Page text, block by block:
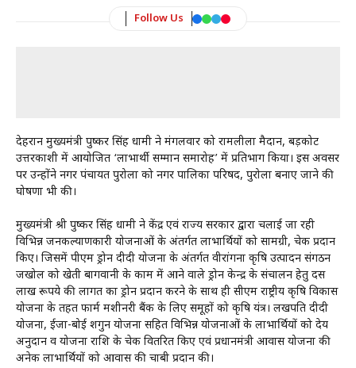
Follow Us
देहरादून मुख्यमंत्री पुष्कर सिंह धामी ने मंगलवार को रामलीला मैदान, बड़कोट
उत्तरकाशी में आयोजित ‘लाभार्थी सम्मान समारोह’ में प्रतिभाग किया। इस अवसर
पर उन्होंने नगर पंचायत पुरोला को नगर पालिका परिषद, पुरोला बनाए जाने की
घोषणा भी की।
मुख्यमंत्री श्री पुष्कर सिंह धामी ने केंद्र एवं राज्य सरकार द्वारा चलाई जा रही
विभिन्न जनकल्याणकारी योजनाओं के अंतर्गत लाभार्थियों को सामग्री, चेक प्रदान
किए। जिसमें पीएम ड्रोन दीदी योजना के अंतर्गत वीरांगना कृषि उत्पादन संगठन
जखोल को खेती बागवानी के काम में आने वाले ड्रोन केन्द्र के संचालन हेतु दस
लाख रूपये की लागत का ड्रोन प्रदान करने के साथ ही सीएम राष्ट्रीय कृषि विकास
योजना के तहत फार्म मशीनरी बैंक के लिए समूहों को कृषि यंत्र। लखपति दीदी
योजना, ईजा-बोई शगुन योजना सहित विभिन्न योजनाओं के लाभार्थियों को देय
अनुदान व योजना राशि के चेक वितरित किए एवं प्रधानमंत्री आवास योजना की
अनेक लाभार्थियों को आवास की चाबी प्रदान की।